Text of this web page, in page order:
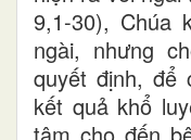
9,1-30), Chúa
ngài, nhưng
quyết định, để
kết quả khổ